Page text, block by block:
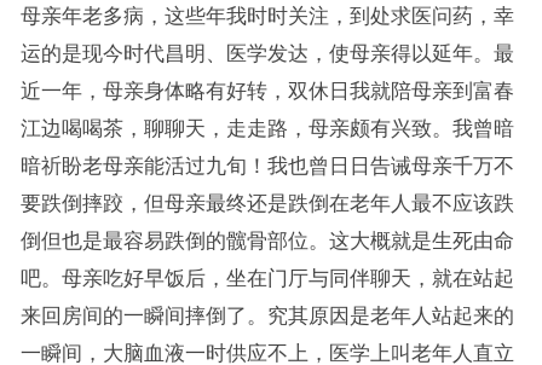
母亲年老多病，这些年我时时关注，到处求医问药，幸
运的是现今时代昌明、医学发达，使母亲得以延年。最
近一年，母亲身体略有好转，双休日我就陪母亲到富春
江边喝喝茶，聊聊天，走走路，母亲颇有兴致。我曾暗
暗祈盼老母亲能活过九旬！我也曾日日告诫母亲千万不
要跌倒摔跤，但母亲最终还是跌倒在老年人最不应该跌
倒但也是最容易跌倒的髋骨部位。这大概就是生死由命
吧。母亲吃好早饭后，坐在门厅与同伴聊天，就在站起
来回房间的一瞬间摔倒了。究其原因是老年人站起来的
一瞬间，大脑血液一时供应不上，医学上叫老年人直立